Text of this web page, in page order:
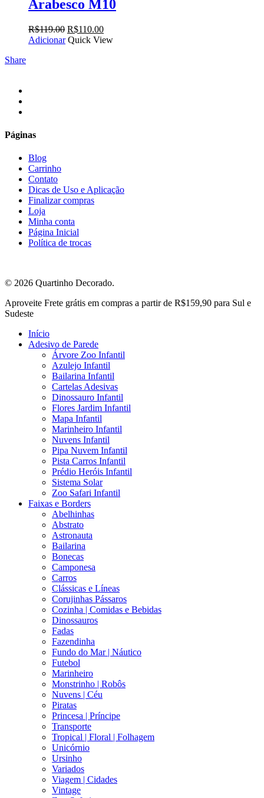
Arabesco M10
R$119.00 O
preço
R$110.00O
preço
Adicionar Quick View
Share
Páginas
Blog
Carrinho
Contato
Dicas de Uso e Aplicação
Finalizar compras
Loja
Minha conta
Página Inicial
Política de trocas
© 2026 Quartinho Decorado.
Close
Menu
Aproveite Frete grátis em compras a partir de R$159,90 para Sul e
Sudeste
Início
Adesivo de Parede
Árvore Zoo Infantil
Azulejo Infantil
Bailarina Infantil
Cartelas Adesivas
Dinossauro Infantil
Flores Jardim Infantil
Mapa Infantil
Marinheiro Infantil
Nuvens Infantil
Pipa Nuvem Infantil
Pista Carros Infantil
Prédio Heróis Infantil
Sistema Solar
Zoo Safari Infantil
Faixas e Borders
Abelhinhas
Abstrato
Astronauta
Bailarina
Bonecas
Camponesa
Carros
Clássicas e Líneas
Corujinhas Pássaros
Cozinha | Comidas e Bebidas
Dinossauros
Fadas
Fazendinha
Fundo do Mar | Náutico
Futebol
Marinheiro
Monstrinho | Robôs
Nuvens | Céu
Piratas
Princesa | Príncipe
Transporte
Tropical | Floral | Folhagem
Unicórnio
Ursinho
Variados
Viagem | Cidades
Vintage